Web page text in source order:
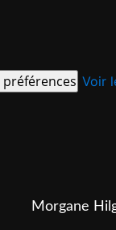
Voir
Morgane